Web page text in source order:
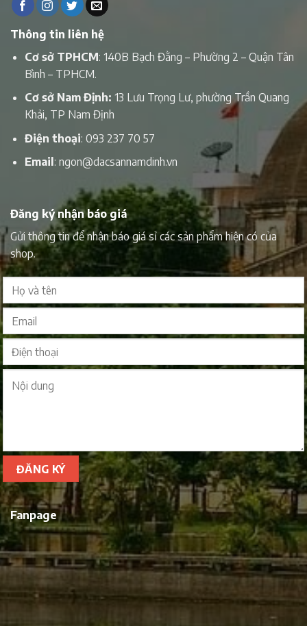
Thông tin liên hệ
Cơ sở TPHCM: 140B Bạch Đằng – Phường 2 – Quận Tân
Bình – TPHCM.
Cơ sở Nam Định: 13 Lưu Trọng Lư, phường Trần Quang
Khải, TP Nam Định
Điện thoại: 093 237 70 57
Email : ngon@dacsannamdinh.vn
Đăng ký nhận báo giá
Gửi thông tin để nhận báo giá sỉ các sản phẩm hiện có của
shop.
Fanpage